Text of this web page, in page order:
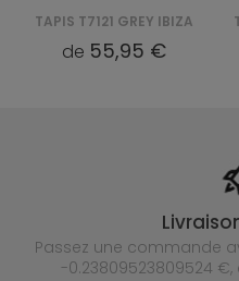
TAPIS T7121 GREY IBIZA
de 55,95 €
Passez une commande
-0.23809523809524